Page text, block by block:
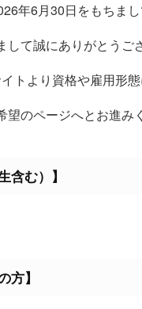
年6月30日をもちまし
て誠にありがとうご
トより資格や雇用形態
のページへとお進み
含む）】
方】